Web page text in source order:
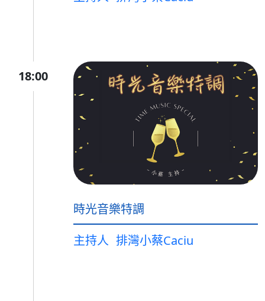
18:00
時光音樂特調
主持人 排灣小蔡Caciu